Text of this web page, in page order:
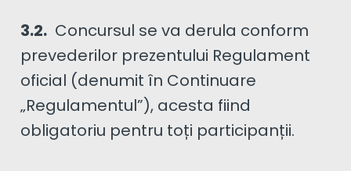
3.2. Concursul se va derula conform
prevederilor prezentului Regulament
oficial (denumit în Continuare
„Regulamentul”), acesta fiind
obligatoriu pentru toți participanții.